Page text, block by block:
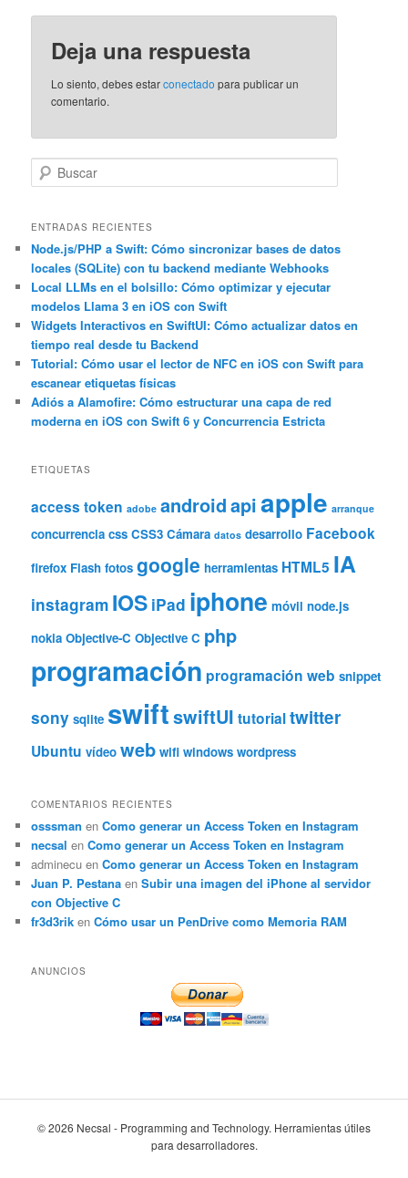
Deja una respuesta
Lo siento, debes estarconectado para publicar un
comentario.
u
c
a
r
ENTRADAS RECIENTES
Node.js/PHP a Swift: Cómo sincronizar bases de datos
locales (SQLite) con tu backend mediante Webhooks
Local LLMs en el bolsillo: Cómo optimizar y ejecutar
modelos Llama 3 en iOS con Swift
Widgets Interactivos en SwiftUI: Cómo actualizar datos en
tiempo real desde tu Backend
Tutorial: Cómo usar el lector de NFC en iOS con Swift para
escanear etiquetas físicas
Adiós a Alamofire: Cómo estructurar una capa de red
moderna en iOS con Swift 6 y Concurrencia Estricta
ETIQUETAS
access token adobe androidapiapple arranque
concurrencia css CSS3 Cámara datos desarrollo Facebook
firefox Flash fotos google herramientas HTML5 IA
instagram IOS iPad iphone móvil node.js
nokia Objective-C Objective C php
programación programación web snippet
sony sqlite swiftswiftUI tutorialtwitter
Ubuntu vídeo web wifi windows wordpress
COMENTARIOS RECIENTES
osssman enComo generar un Access Token en Instagram
necsal enComo generar un Access Token en Instagram
adminecu enComo generar un Access Token en Instagram
Juan P. Pestana enSubir una imagen del iPhone al servidor
con Objective C
fr3d3rik enCómo usar un PenDrive como Memoria RAM
ANUNCIOS
© 2026 Necsal - Programming and Technology. Herramientas útiles
para desarrolladores.